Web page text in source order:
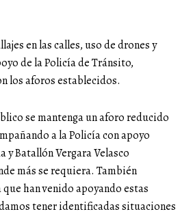
en las calles, uso de drones y
de la Policía de Tránsito,
los aforos establecidos.
se mantenga un aforo reducido
a la Policía con apoyo
y Batallón Vergara Velasco
más se requiera. También
han venido apoyando estas
tener identificadas situaciones